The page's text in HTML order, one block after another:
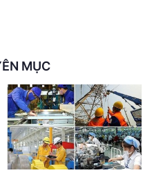
MỤC